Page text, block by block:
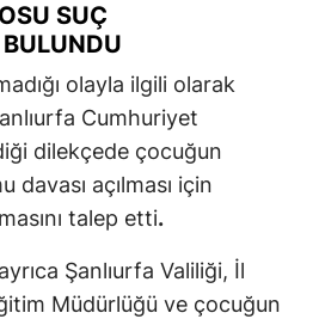
SUÇ
olayla ilgili olarak
Cumhuriyet
dilekçede çocuğun
davası açılması için
talep etti.
Şanlıurfa Valiliği, İl
Müdürlüğü ve çocuğun